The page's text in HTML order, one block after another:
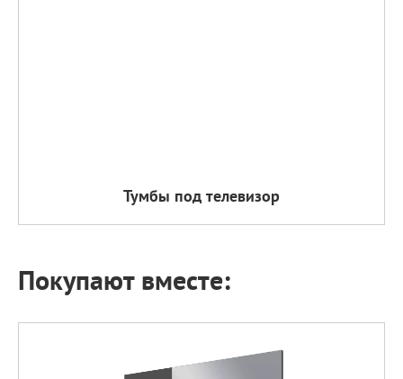
Тумбы под телевизор
Покупают вместе: